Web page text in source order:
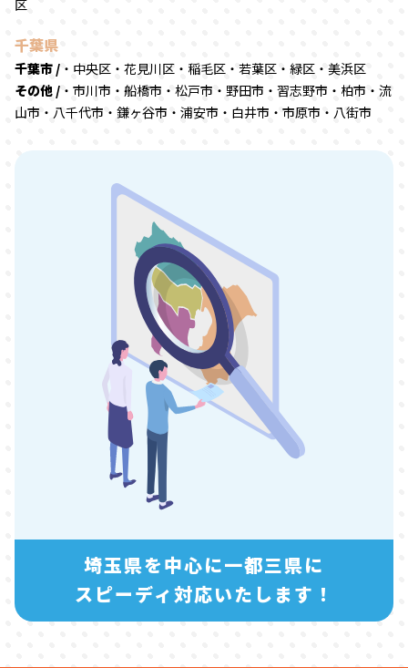
区
千葉県
千葉市 / ・中央区・花見川区・稲毛区・若葉区・緑区・美浜区
その他 / ・市川市・船橋市・松戸市・野田市・習志野市・柏市・流
山市・八千代市・鎌ヶ谷市・浦安市・白井市・市原市・八街市
埼玉県を中心に一都三県に
スピーディ対応いたします！